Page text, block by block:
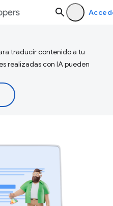
traducir contenido a tu
realizadas con IA pueden